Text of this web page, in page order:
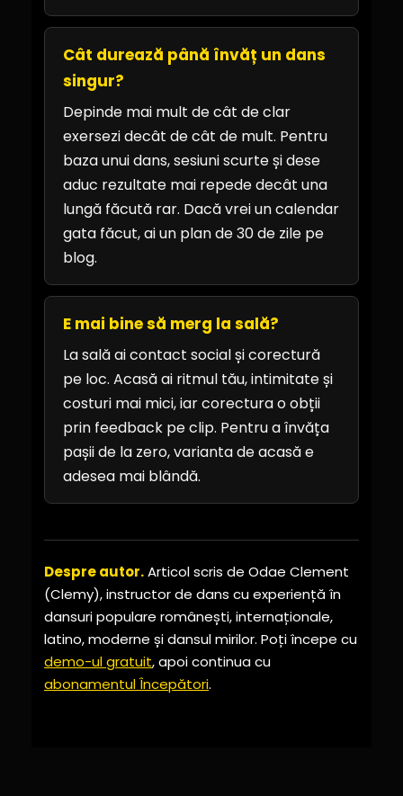
Cât durează până învăț un dans
singur?
Depinde mai mult de cât de clar
exersezi decât de cât de mult. Pentru
baza unui dans, sesiuni scurte și dese
aduc rezultate mai repede decât una
lungă făcută rar. Dacă vrei un calendar
gata făcut, ai un plan de 30 de zile pe
blog.
E mai bine să merg la sală?
La sală ai contact social și corectură
pe loc. Acasă ai ritmul tău, intimitate și
costuri mai mici, iar corectura o obții
prin feedback pe clip. Pentru a învăța
pașii de la zero, varianta de acasă e
adesea mai blândă.
Despre autor.Articol scris de Odae Clement
(Clemy), instructor de dans cu experiență în
dansuri populare românești, internaționale,
latino, moderne și dansul mirilor. Poți începe cu
demo-ul gratuit, apoi continua cu
abonamentul Începători.